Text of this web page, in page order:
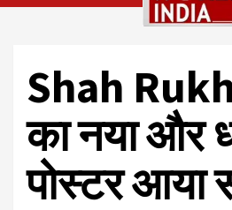
Shah
का नया और
पोस्टर आया